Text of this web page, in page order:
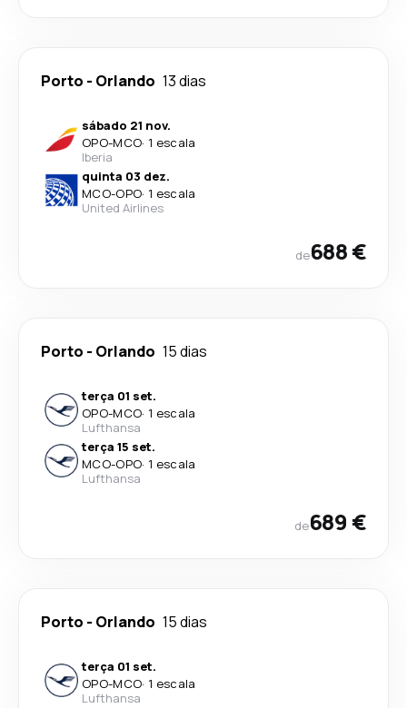
Porto - Orlando 13 dias
sábado 21 nov.
OPO-MCO· 1 escala
Iberia
quinta 03 dez.
MCO-OPO· 1 escala
United Airlines
de688 €
Porto - Orlando 15 dias
terça 01 set.
OPO-MCO· 1 escala
Lufthansa
terça 15 set.
MCO-OPO· 1 escala
Lufthansa
de689 €
Porto - Orlando 15 dias
terça 01 set.
OPO-MCO· 1 escala
Lufthansa